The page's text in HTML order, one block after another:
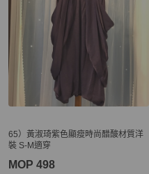
65）黃淑琦紫色顯瘦時尚醋酸材質洋
裝 S-M適穿
MOP 498